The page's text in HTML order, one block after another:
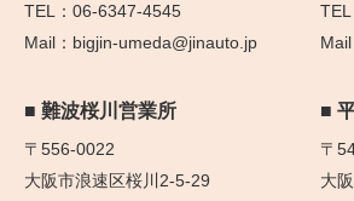
06-6347-4545
bigjin-umeda@jinauto.jp
難波桜川営業所
〒556-0022
大阪市浪速区桜川2-5-29
〒
大